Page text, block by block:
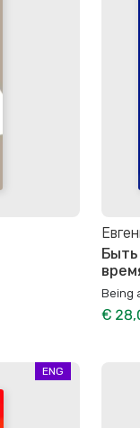
Being
€
ENG